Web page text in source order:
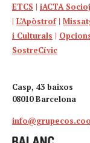
ETCS | iACTA
| L’Apòstrof|
i Culturals |
SostreCívic
Casp, 43 baixos
08010 Barcelona